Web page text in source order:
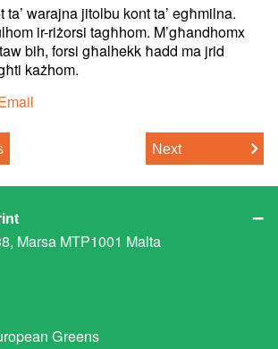
warajna jitolbu kont ta’ egħmilna.
ir-riżorsi tagħhom. M’għandhomx
bih, forsi għalhekk ħadd ma jrid
każhom.
Next
Marsa MTP1001 Malta
Greens